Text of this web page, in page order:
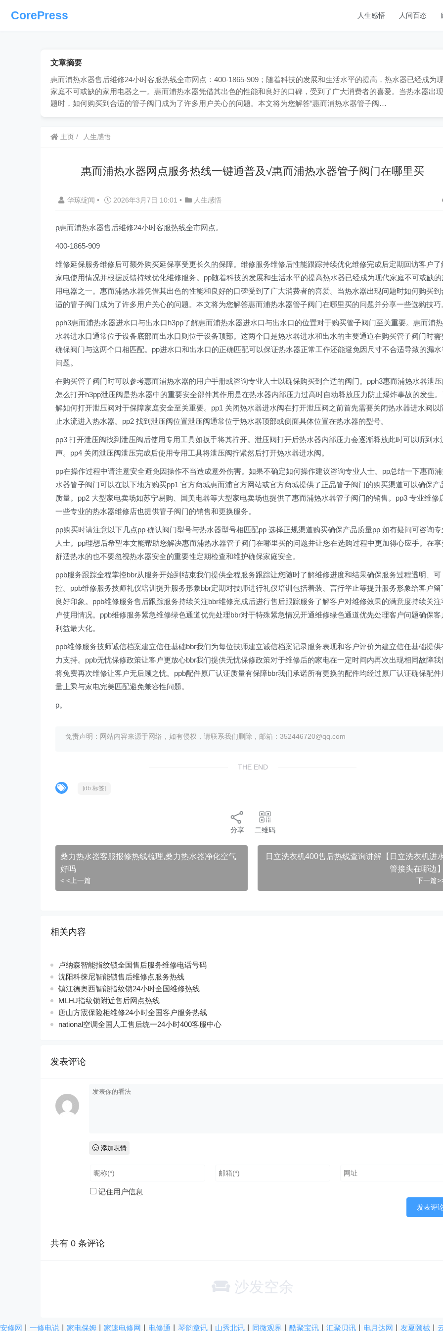
CorePress 人生感悟 人间百态
文章摘要
惠而浦热水器售后维修24小时客服热线全市网点：400-1865-909；随着科技的发展和生活水平的提高，热水器已经成为
家庭不可或缺的家用电器之一。惠而浦热水器凭借其出色的性能和良好的口碑，受到了广大消费者的喜爱。当热水器出
题时，如何购买到合适的管子阀门成为了许多用户关心的问题。本文将为您解答“惠而浦热水器管子阀…
主页 人生感悟
惠而浦热水器网点服务热线一键通普及√惠而浦热水器管子阀门在哪里买
华琼绽闻 • 2026年3月7日 10:01 • 人生感悟
p惠而浦热水器售后维修24小时客服热线全市网点。
400-1865-909
维修延保服务维修后可额外购买延保享受更长久的保障。维修服务维修后性能跟踪持续优化维修完成后定期回访客户了
家电使用情况并根据反馈持续优化维修服务。pp随着科技的发展和生活水平的提高热水器已经成为现代家庭不可或缺的
用电器之一。惠而浦热水器凭借其出色的性能和良好的口碑受到了广大消费者的喜爱。当热水器出现问题时如何购买到
适的管子阀门成为了许多用户关心的问题。本文将为您解答惠而浦热水器管子阀门在哪里买的问题并分享一些选购技巧
pph3惠而浦热水器进水口与出水口h3pp了解惠而浦热水器进水口与出水口的位置对于购买管子阀门至关重要。惠而浦热
水器进水口通常位于设备底部而出水口则位于设备顶部。这两个口是热水器进水和出水的主要通道在购买管子阀门时需
确保阀门与这两个口相匹配。pp进水口和出水口的正确匹配可以保证热水器正常工作还能避免因尺寸不合适导致的漏水
问题。
在购买管子阀门时可以参考惠而浦热水器的用户手册或咨询专业人士以确保购买到合适的阀门。pph3惠而浦热水器泄压
怎么打开h3pp泄压阀是热水器中的重要安全部件其作用是在热水器内部压力过高时自动释放压力防止爆炸事故的发生。
解如何打开泄压阀对于保障家庭安全至关重要。pp1 关闭热水器进水阀在打开泄压阀之前首先需要关闭热水器进水阀以
止水流进入热水器。pp2 找到泄压阀位置泄压阀通常位于热水器顶部或侧面具体位置在热水器的型号。
pp3 打开泄压阀找到泄压阀后使用专用工具如扳手将其拧开。泄压阀打开后热水器内部压力会逐渐释放此时可以听到水
声。pp4 关闭泄压阀泄压完成后使用专用工具将泄压阀拧紧然后打开热水器进水阀。
pp在操作过程中请注意安全避免因操作不当造成意外伤害。如果不确定如何操作建议咨询专业人士。pp总结一下惠而
水器管子阀门可以在以下地方购买pp1 官方商城惠而浦官方网站或官方商城提供了正品管子阀门的购买渠道可以确保产
质量。pp2 大型家电卖场如苏宁易购、国美电器等大型家电卖场也提供了惠而浦热水器管子阀门的销售。pp3 专业维修
一些专业的热水器维修店也提供管子阀门的销售和更换服务。
pp购买时请注意以下几点pp 确认阀门型号与热水器型号相匹配pp 选择正规渠道购买确保产品质量pp 如有疑问可咨询专
人士。pp理想后希望本文能帮助您解决惠而浦热水器管子阀门在哪里买的问题并让您在选购过程中更加得心应手。在享
舒适热水的也不要忽视热水器安全的重要性定期检查和维护确保家庭安全。
ppb服务跟踪全程掌控bbr从服务开始到结束我们提供全程服务跟踪让您随时了解维修进度和结果确保服务过程透明、可
控。ppb维修服务技师礼仪培训提升服务形象bbr定期对技师进行礼仪培训包括着装、言行举止等提升服务形象给客户留
良好印象。ppb维修服务售后跟踪服务持续关注bbr维修完成后进行售后跟踪服务了解客户对维修效果的满意度持续关注
户使用情况。ppb维修服务紧急维修绿色通道优先处理bbr对于特殊紧急情况开通维修绿色通道优先处理客户问题确保客
利益最大化。
ppb维修服务技师诚信档案建立信任基础bbr我们为每位技师建立诚信档案记录服务表现和客户评价为建立信任基础提供
力支持。ppb无忧保修政策让客户更放心bbr我们提供无忧保修政策对于维修后的家电在一定时间内再次出现相同故障我
将免费再次维修让客户无后顾之忧。ppb配件原厂认证质量有保障bbr我们承诺所有更换的配件均经过原厂认证确保配件
量上乘与家电完美匹配避免兼容性问题。
p。
免责声明：网站内容来源于网络，如有侵权，请联系我们删除，邮箱：352446720@qq.com
THE END
[db:标签]
分享 二维码
桑力热水器客服报修热线梳理,桑力热水器净化空气
好吗
< <上一篇
日立洗衣机400售后热线查询讲解【日立洗衣机进
管接头在哪边】
下一篇
相关内容
卢纳森智能指纹锁全国售后服务维修电话号码
沈阳科徕尼智能锁售后维修点服务热线
镇江德奥西智能指纹锁24小时全国维修热线
MLHJ指纹锁附近售后网点热线
唐山方宬保险柜维修24小时全国客户服务热线
national空调全国人工售后统一24小时400客服中心
发表评论
添加表情
记住用户信息
共有 0 条评论
沙发空余
安修网 一修电说 家电保姆 家速电修网 电修通 琴韵章讯 山秀北讯 同微观界 酷聚宝讯 汇聚贝讯 电月达网 友夏颐械